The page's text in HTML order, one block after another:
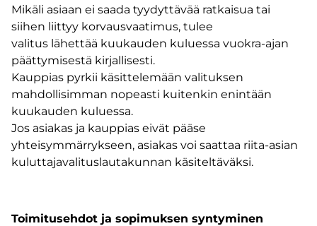
Mikäli asiaan ei saada tyydyttävää ratkaisua tai
siihen liittyy korvausvaatimus, tulee
valitus lähettää kuukauden kuluessa vuokra-ajan
päättymisestä kirjallisesti.
Kauppias pyrkii käsittelemään valituksen
mahdollisimman nopeasti kuitenkin enintään
kuukauden kuluessa.
Jos asiakas ja kauppias eivät pääse
yhteisymmärrykseen, asiakas voi saattaa riita-asian
kuluttajavalituslautakunnan käsiteltäväksi.
Toimitusehdot ja sopimuksen syntyminen